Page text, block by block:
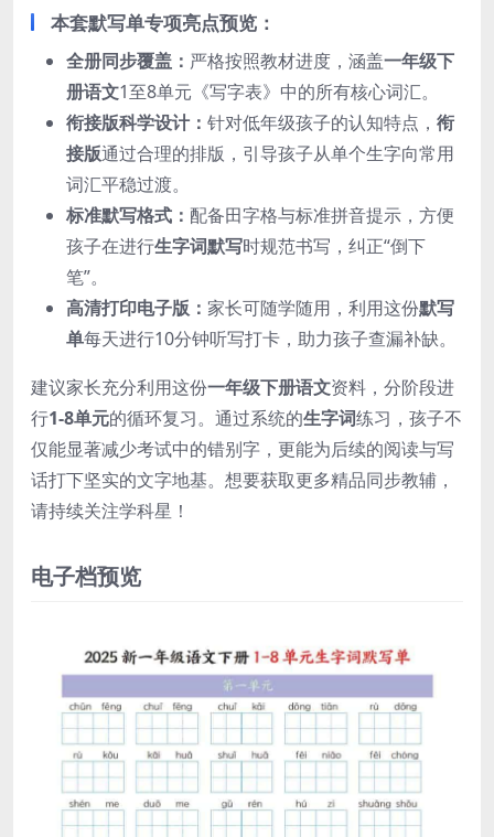
本套默写单专项亮点预览：
全册同步覆盖： 严格按照教材进度，涵盖一年级下
册语文1至8单元《写字表》中的所有核心词汇。
衔接版科学设计： 针对低年级孩子的认知特点， 衔
接版通过合理的排版，引导孩子从单个生字向常用
词汇平稳过渡。
标准默写格式： 配备田字格与标准拼音提示，方便
孩子在进行生字词默写时规范书写，纠正“倒下
笔”。
高清打印电子版： 家长可随学随用，利用这份默写
单每天进行10分钟听写打卡，助力孩子查漏补缺。
建议家长充分利用这份一年级下册语文资料，分阶段进
行1-8单元的循环复习。通过系统的生字词练习，孩子不
仅能显著减少考试中的错别字，更能为后续的阅读与写
话打下坚实的文字地基。想要获取更多精品同步教辅，
请持续关注学科星！
电子档预览